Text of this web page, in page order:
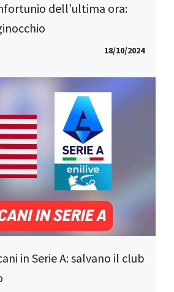
dell’ultima ora:
18/10/2024
in Serie A: salvano il club